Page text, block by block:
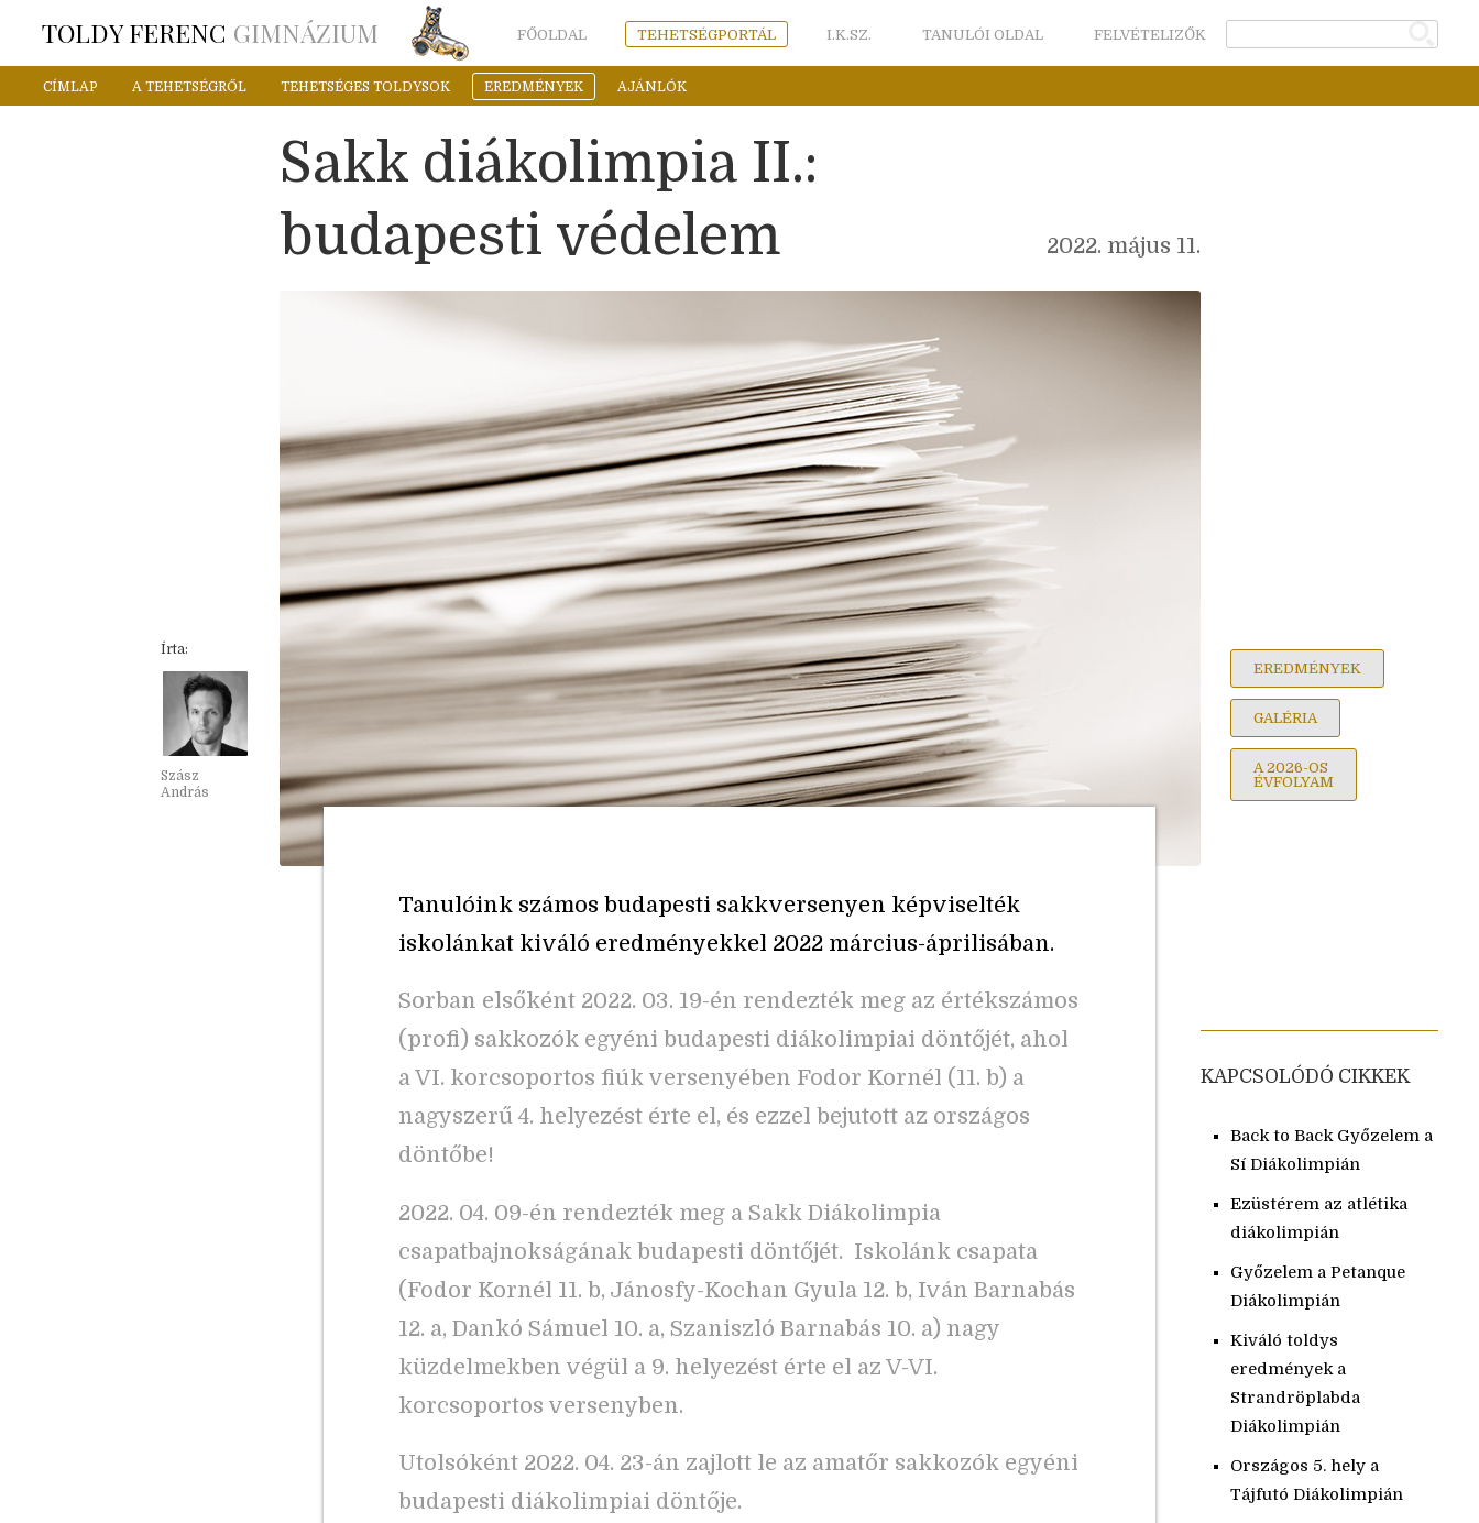
TOLDY FERENC GIMNÁZIUM FŐOLDAL TEHETSÉGPORTÁL I.K.SZ. TANULÓI OLDAL FELVÉTELIZŐK
CÍMLAP A TEHETSÉGRŐL TEHETSÉGES TOLDYSOK EREDMÉNYEK AJÁNLÓK
Sakk diákolimpia II.:
budapesti védelem
2022. május 11.
Írta:
Szász
András
EREDMÉNYEK
GALÉRIA
A 2026-OS
ÉVFOLYAM
Tanulóink számos budapesti sakkversenyen képviselték
iskolánkat kiváló eredményekkel 2022 március-áprilisában.
Sorban elsőként 2022. 03. 19-én rendezték meg az értékszámos
(profi) sakkozók egyéni budapesti diákolimpiai döntőjét, ahol
a VI. korcsoportos fiúk versenyében Fodor Kornél (11. b) a
nagyszerű 4. helyezést érte el, és ezzel bejutott az országos
döntőbe!
2022. 04. 09-én rendezték meg a Sakk Diákolimpia
csapatbajnokságának budapesti döntőjét. Iskolánk csapata
(Fodor Kornél 11. b, Jánosfy-Kochan Gyula 12. b, Iván Barnabás
12. a, Dankó Sámuel 10. a, Szaniszló Barnabás 10. a) nagy
küzdelmekben végül a 9. helyezést érte el az V-VI.
korcsoportos versenyben.
Utolsóként 2022. 04. 23-án zajlott le az amatőr sakkozók egyéni
budapesti diákolimpiai döntője.
KAPCSOLÓDÓ CIKKEK
Back to Back Győzelem a
Sí Diákolimpián
Ezüstérem az atlétika
diákolimpián
Győzelem a Petanque
Diákolimpián
Kiváló toldys
eredmények a
Strandröplabda
Diákolimpián
Országos 5. hely a
Tájfutó Diákolimpián